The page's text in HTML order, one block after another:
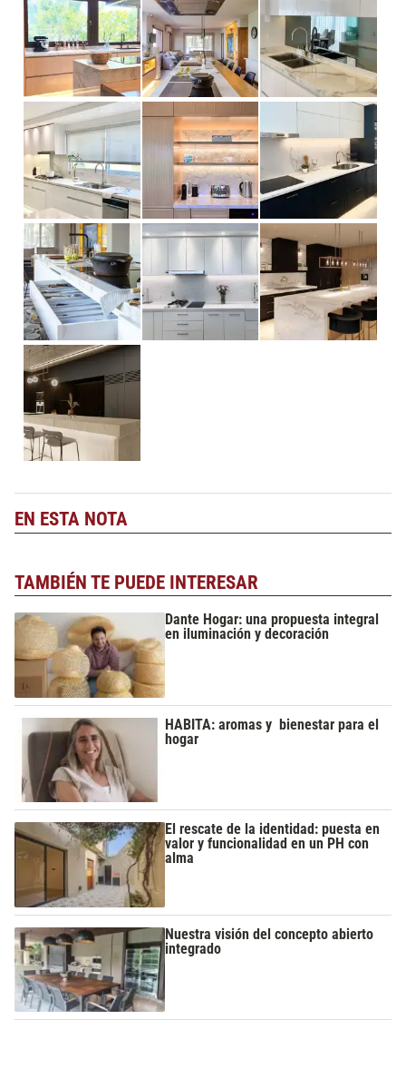
EN ESTA NOTA
TAMBIÉN TE PUEDE INTERESAR
Dante Hogar: una propuesta integral
en iluminación y decoración
HABITA: aromas y bienestar para el
hogar
El rescate de la identidad: puesta en
valor y funcionalidad en un PH con
alma
Nuestra visión del concepto abierto
integrado